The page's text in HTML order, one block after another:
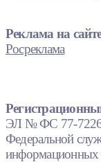
Реклама на
Росреклама
ЭЛ № ФС 77-72266
Федеральной
информационных